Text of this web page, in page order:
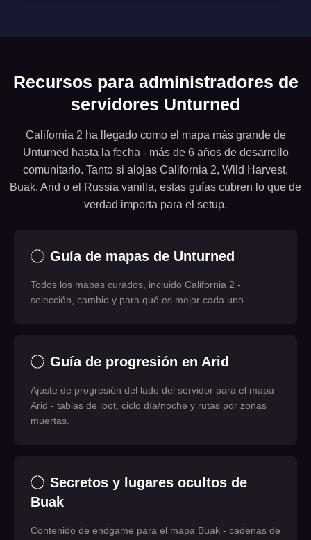
Recursos para administradores de
servidores Unturned
California 2 ha llegado como el mapa más grande de
Unturned hasta la fecha - más de 6 años de desarrollo
comunitario. Tanto si alojas California 2, Wild Harvest,
Buak, Arid o el Russia vanilla, estas guías cubren lo que de
verdad importa para el setup.
Guía de mapas de Unturned
Todos los mapas curados, incluido California 2 -
selección, cambio y para qué es mejor cada uno.
Guía de progresión en Arid
Ajuste de progresión del lado del servidor para el mapa
Arid - tablas de loot, ciclo día/noche y rutas por zonas
muertas.
Secretos y lugares ocultos de
Buak
Contenido de endgame para el mapa Buak - cadenas de